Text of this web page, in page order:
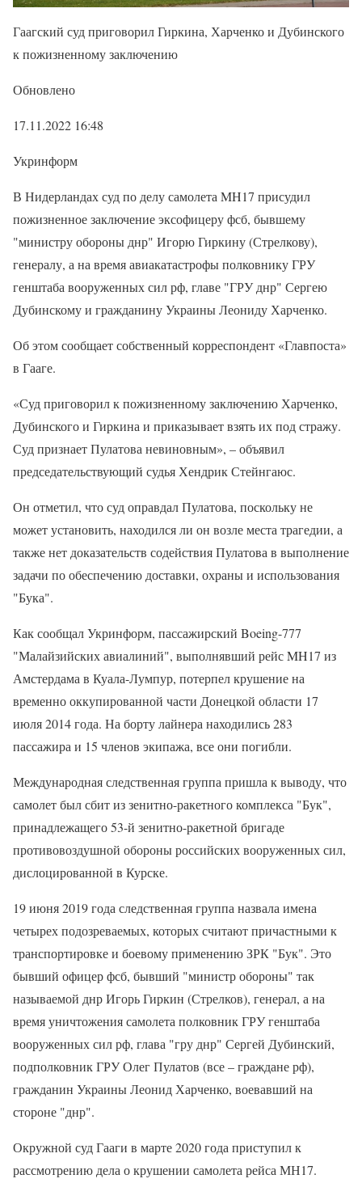
Гаагский суд приговорил Гиркина, Харченко и Дубинского
к пожизненному заключению
Обновлено
17.11.2022 16:48
Укринформ
В Нидерландах суд по делу самолета MH17 присудил
пожизненное заключение эксофицеру фсб, бывшему
"министру обороны днр" Игорю Гиркину (Стрелкову),
генералу, а на время авиакатастрофы полковнику ГРУ
генштаба вооруженных сил рф, главе "ГРУ днр" Сергею
Дубинскому и гражданину Украины Леониду Харченко.
Об этом сообщает собственный корреспондент «Главпоста»
в Гааге.
«Суд приговорил к пожизненному заключению Харченко,
Дубинского и Гиркина и приказывает взять их под стражу.
Суд признает Пулатова невиновным», – объявил
председательствующий судья Хендрик Стейнгаюс.
Он отметил, что суд оправдал Пулатова, поскольку не
может установить, находился ли он возле места трагедии, а
также нет доказательств содействия Пулатова в выполнение
задачи по обеспечению доставки, охраны и использования
"Бука".
Как сообщал Укринформ, пассажирский Boeing-777
"Малайзийских авиалиний", выполнявший рейс MH17 из
Амстердама в Куала-Лумпур, потерпел крушение на
временно оккупированной части Донецкой области 17
июля 2014 года. На борту лайнера находились 283
пассажира и 15 членов экипажа, все они погибли.
Международная следственная группа пришла к выводу, что
самолет был сбит из зенитно-ракетного комплекса "Бук",
принадлежащего 53-й зенитно-ракетной бригаде
противовоздушной обороны российских вооруженных сил,
дислоцированной в Курске.
19 июня 2019 года следственная группа назвала имена
четырех подозреваемых, которых считают причастными к
транспортировке и боевому применению ЗРК "Бук". Это
бывший офицер фсб, бывший "министр обороны" так
называемой днр Игорь Гиркин (Стрелков), генерал, а на
время уничтожения самолета полковник ГРУ генштаба
вооруженных сил рф, глава "гру днр" Сергей Дубинский,
подполковник ГРУ Олег Пулатов (все – граждане рф),
гражданин Украины Леонид Харченко, воевавший на
стороне "днр".
Окружной суд Гааги в марте 2020 года приступил к
рассмотрению дела о крушении самолета рейса МН17.